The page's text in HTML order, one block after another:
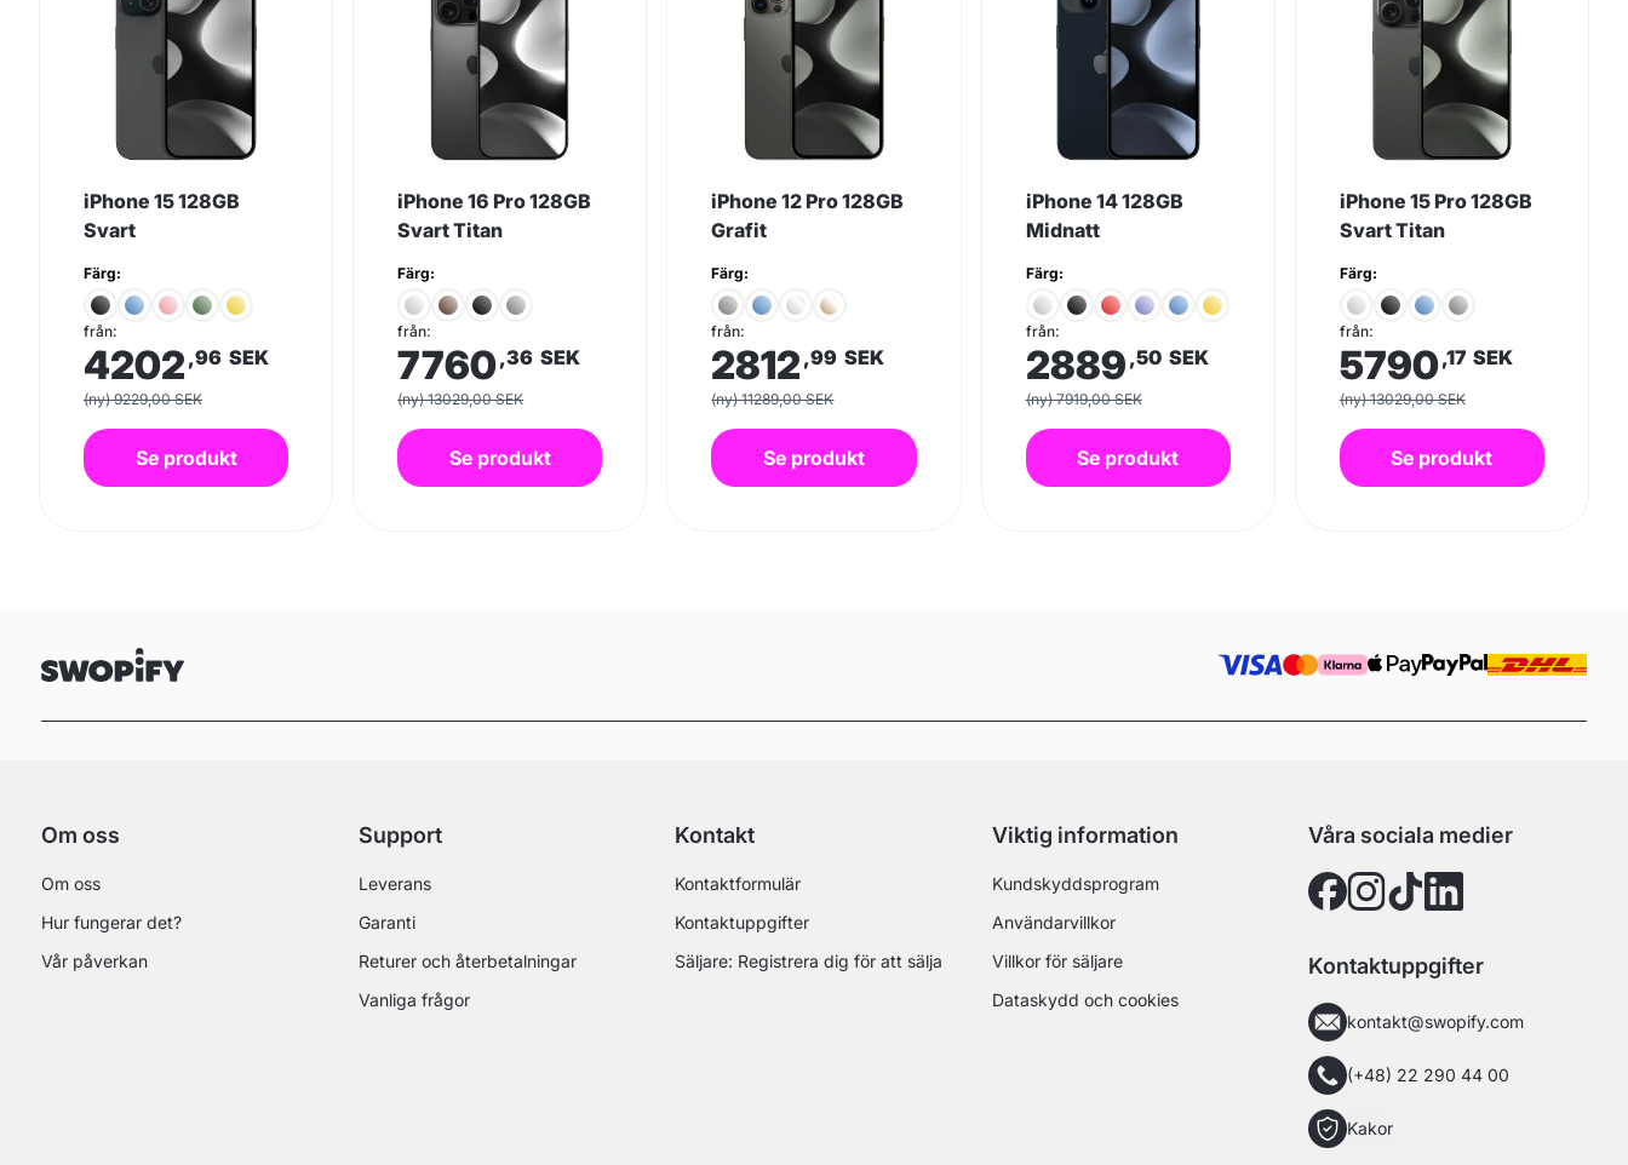
iPhone 15 128GB
Svart
Färg:
från:
4202 ,96 SEK
(ny) 9229,00 SEK
Se produkt
iPhone 16 Pro 128GB
Svart Titan
Färg:
från:
7760,36 SEK
(ny) 13029,00 SEK
Se produkt
iPhone 12 Pro 128GB
Grafit
Färg:
från:
2812 ,99 SEK
(ny) 11289,00 SEK
Se produkt
iPhone 14 128GB
Midnatt
Färg:
från:
2889 ,50 SEK
(ny) 7919,00 SEK
Se produkt
iPhone 15 Pro 128GB
Svart Titan
Färg:
från:
5790,17 SEK
(ny) 13029,00 SEK
Se produkt
Om oss
Om oss
Hur fungerar det?
Vår påverkan
Support
Leverans
Garanti
Returer och återbetalningar
Vanliga frågor
Kontakt
Kontaktformulär
Kontaktuppgifter
Säljare: Registrera dig för att sälja
Viktig information
Kundskyddsprogram
Användarvillkor
Villkor för säljare
Dataskydd och cookies
Våra sociala medier
Kontaktuppgifter
kontakt@swopify.com
(+48) 22 290 44 00
Kakor